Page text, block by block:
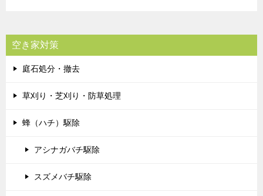
空き家対策
庭石処分・撤去
草刈り・芝刈り・防草処理
蜂（ハチ）駆除
アシナガバチ駆除
スズメバチ駆除